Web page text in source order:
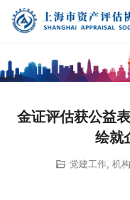
金证评估获公益
绘就
党建工作, 机